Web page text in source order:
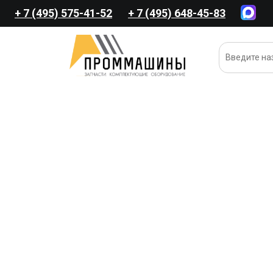
+ 7 (495) 575-41-52 + 7 (495) 648-45-83